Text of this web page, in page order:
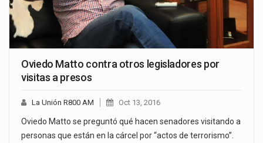
Oviedo Matto contra otros legisladores por
visitas a presos
La Unión R800 AM Oct 13, 2016
Oviedo Matto se preguntó qué hacen senadores visitando a
personas que están en la cárcel por “actos de terrorismo”.